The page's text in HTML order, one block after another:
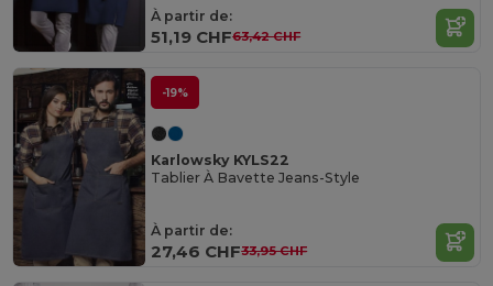
À partir de:
51,19 CHF63,42 CHF
-19%
Karlowsky KYLS22
Tablier À Bavette Jeans-Style
À partir de:
27,46 CHF33,95 CHF